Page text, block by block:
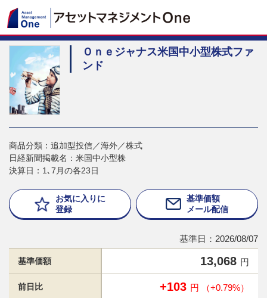
Ｏｎｅジャナス米国中小型株式ファ
ンド
商品分類：追加型投信／海外／株式
日経新聞掲載名：米国中小型株
決算日：1､7月の各23日
お気に入りに
登録
基準価額
メール配信
基準日：2026/08/07
基準価額 13,068 円
前日比 +103 円 （+0.79%）